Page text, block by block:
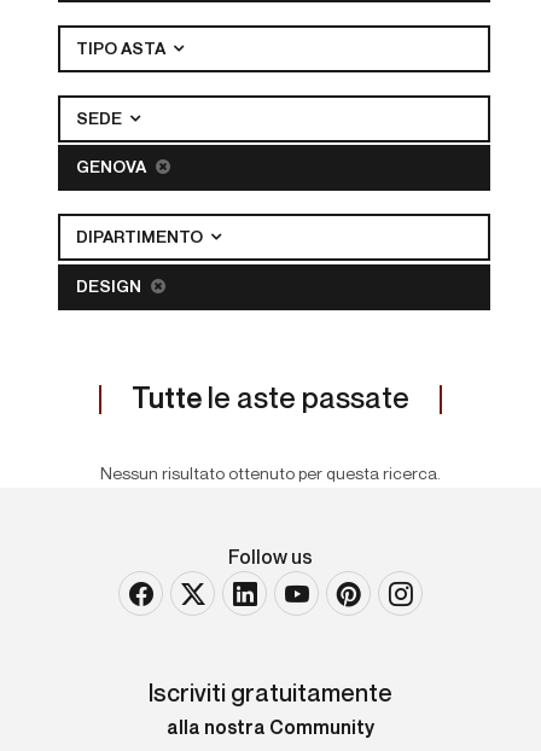
TIPO ASTA
SEDE
GENOVA
DIPARTIMENTO
DESIGN
Tutte le aste passate
Nessun risultato ottenuto per questa ricerca.
Follow us
Iscriviti gratuitamente
alla nostra Community